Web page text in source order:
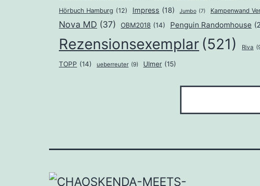
Hörbuch Hamburg (12) Impress (18) Jumbo (7) Kampenwand
Nova MD (37) OBM2018 (14) Penguin Randomhouse
Rezensionsexemplar (521) Riva
TOPP (14) ueberreuter (9) Ulmer (15)